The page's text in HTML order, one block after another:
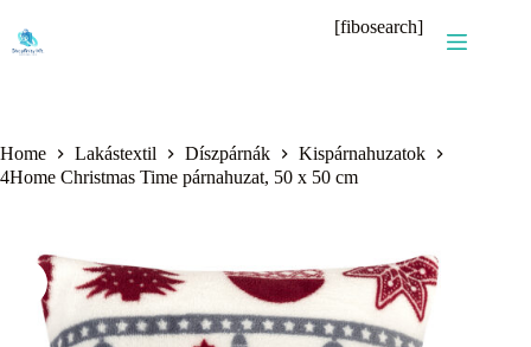
content
[fibosearch]
Home Lakástextil Díszpárnák
Kispárnahuzatok
4Home Christmas Time párnahuzat, 50 x 50 cm